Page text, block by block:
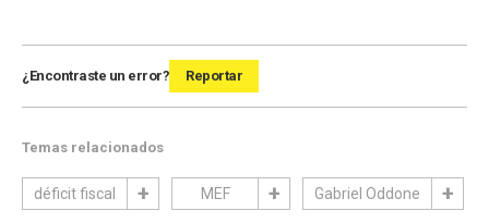
¿Encontraste un error? Reportar
Temas relacionados
déficit fiscal MEF Gabriel Oddone